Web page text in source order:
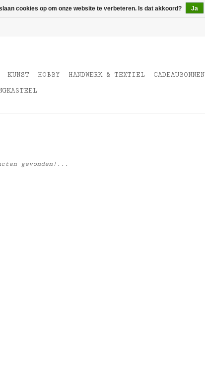
KUNST HOBBY HANDWERK & TEXTIEL CADEAUBONNEN
gevonden!...
cookies op om onze website te verbeteren. Is dat akkoord? Ja